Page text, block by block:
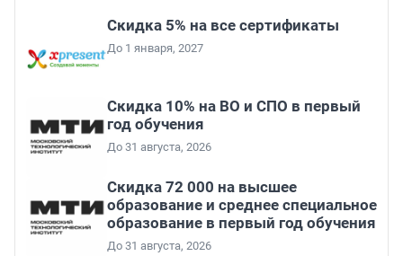
Скидка 5% на все сертификаты
До 1 января, 2027
Скидка 10% на ВО и СПО в первый
год обучения
До 31 августа, 2026
Скидка 72 000 на высшее
образование и среднее специальное
образование в первый год обучения
До 31 августа, 2026